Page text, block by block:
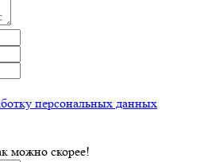
персональных данных
можно скорее!